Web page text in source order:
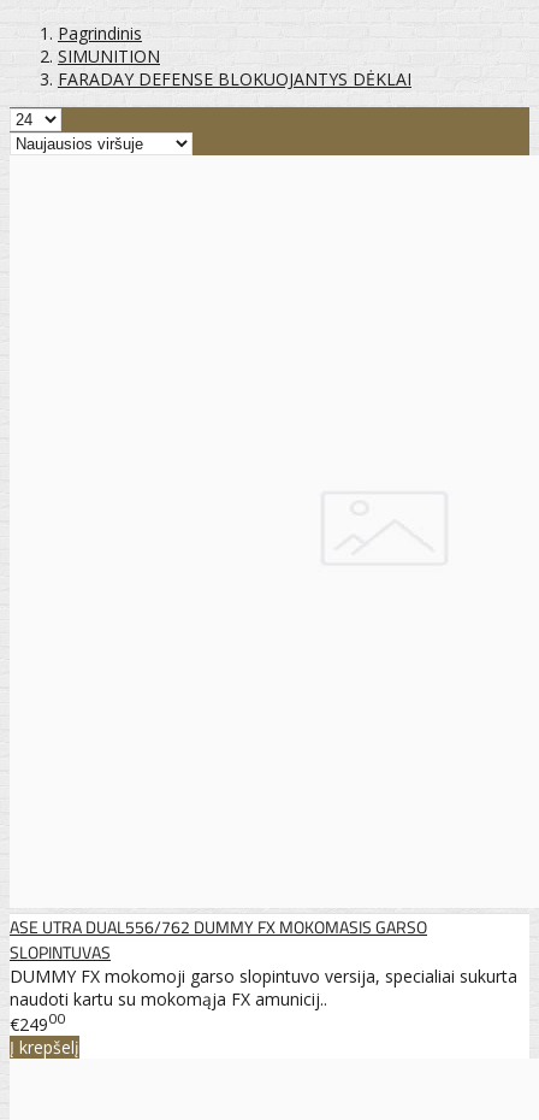
Pagrindinis
SIMUNITION
FARADAY DEFENSE BLOKUOJANTYS DĖKLAI
ASE UTRA DUAL556/762 DUMMY FX MOKOMASIS GARSO
SLOPINTUVAS
DUMMY FX mokomoji garso slopintuvo versija, specialiai sukurta
naudoti kartu su mokomąja FX amunicij..
€24900
Į krepšelį